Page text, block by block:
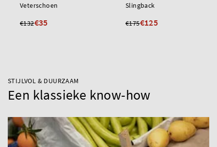
Veterschoen
€132€35
Slingback
€175€125
STIJLVOL & DUURZAAM
Een klassieke know-how